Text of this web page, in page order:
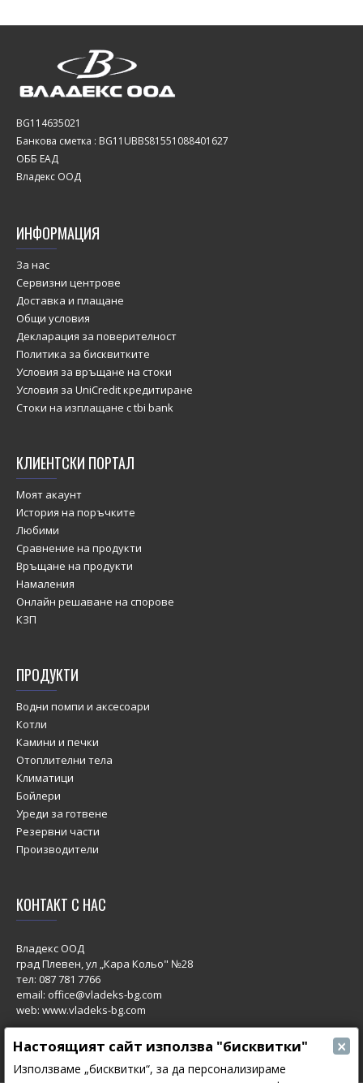
BG114635021
Банкова сметка : BG11UBBS81551088401627
ОББ ЕАД
Владекс ООД
ИНФОРМАЦИЯ
За нас
Сервизни центрове
Доставка и плащане
Общи условия
Декларация за поверителност
Политика за бисквитките
Условия за връщане на стоки
Условия за UniCredit кредитиране
Стоки на изплащане с tbi bank
КЛИЕНТСКИ ПОРТАЛ
Моят акаунт
История на поръчките
Любими
Сравнение на продукти
Връщане на продукти
Намаления
Онлайн решаване на спорове
КЗП
ПРОДУКТИ
Водни помпи и аксесоари
Котли
Камини и печки
Отоплителни тела
Климатици
Бойлери
Уреди за готвене
Резервни части
Производители
КОНТАКТ С НАС
Владекс ООД
град Плевен, ул „Кара Кольо" №28
тел: 087 781 7766
email: office@vladeks-bg.com
web: www.vladeks-bg.com
Настоящият сайт използва "бисквитки" ×
Използваме „бисквитки“, за да персонализираме